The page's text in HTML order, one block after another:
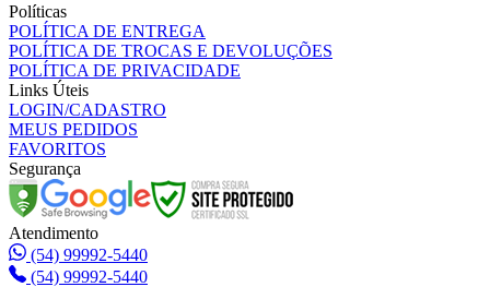
Políticas
POLÍTICA DE ENTREGA
POLÍTICA DE TROCAS E DEVOLUÇÕES
POLÍTICA DE PRIVACIDADE
Links Úteis
LOGIN/CADASTRO
MEUS PEDIDOS
FAVORITOS
Segurança
Atendimento
(54) 99992-5440
(54) 99992-5440